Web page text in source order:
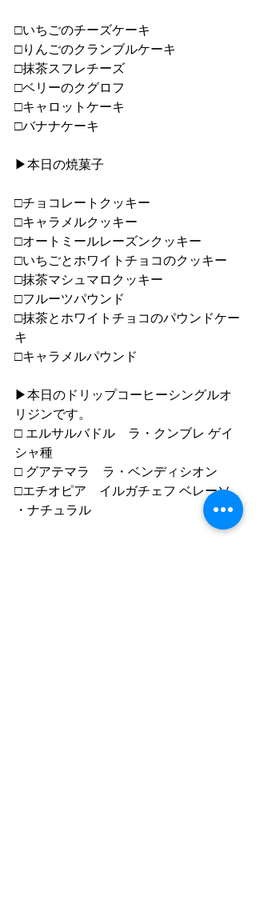
□いちごのチーズケーキ
□りんごのクランブルケーキ
□抹茶スフレチーズ
□ベリーのクグロフ
□キャロットケーキ
□バナナケーキ
▶︎本日の焼菓子
□チョコレートクッキー
□キャラメルクッキー
□オートミールレーズンクッキー
□いちごとホワイトチョコのクッキー
□抹茶マシュマロクッキー
□フルーツパウンド
□抹茶とホワイトチョコのパウンドケー
キ
□キャラメルパウンド
▶︎本日のドリップコーヒーシングルオ
リジンです。
□ エルサルバドル　ラ・クンブレ ゲイ
シャ種
□ グアテマラ　ラ・ベンディシオン
□エチオピア　イルガチェフ ベレーソ
・ナチュラル